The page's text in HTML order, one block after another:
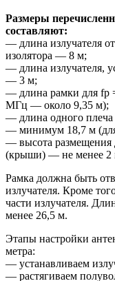
Размеры
составляют:
— длина излучателя
изолятора — 8 м;
— длина излучателя,
— 3 м;
— длина рамки для fp
МГц — около 9,35 м);
— длина одного
— минимум 18,7 м
— высота размещения
(крыши) — не менее 2
Рамка должна быть
излучателя. Кроме
части излучателя.
менее 26,5 м.
Этапы настройки
метра:
— устанавливаем
— растягиваем